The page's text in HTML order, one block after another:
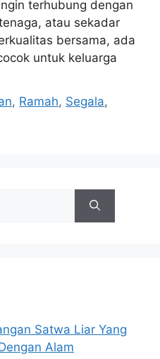
terhubung dengan
atau sekadar
bersama, ada
untuk keluarga
, Ramah, Segala,
Satwa Liar Yang
Alam